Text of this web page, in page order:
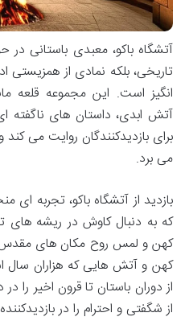
آتشگاه باکو، معبدی باستانی در
تاریخی، بلکه نمادی از
انگیز است. این مجموعه قلعه
آتش ابدی، داستان های ناگفته
برای بازدیدکنندگان روایت می
می برد.
بازدید از آتشگاه باکو، تجربه
که به دنبال کاوش در ریشه های
کهن و لمس روح مکان های مقدس
کهن و آتش هایی که هزاران سال
از دوران باستان تا قرون اخیر
از شگفتی و احترام را در